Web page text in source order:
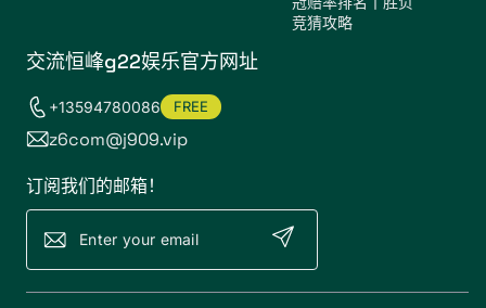
竞猜攻略
交流恒峰g22娱乐官方网址
+13594780086 FREE
z6com@j909.vip
订阅我们的邮箱！